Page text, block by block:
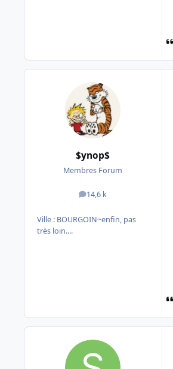
$ynop$
Membres Forum
14,6 k
messages
Ville : BOURGOIN~enfin, pas
très loin....